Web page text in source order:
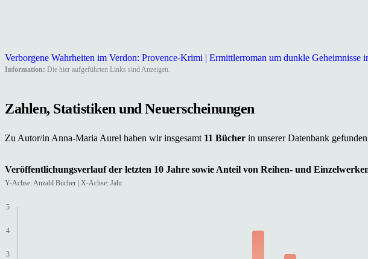
Verborgene Wahrheiten im Verdon: Provence-Krimi | Ermittlerroman um dunkle
Information: Die hier aufgeführten Links sind Anzeigen.
Zahlen, Statistiken und Neuerscheinungen
Zu Autor/in Anna-Maria Aurel haben wir insgesamt 11 Bücher in unserer Datenbank
Veröffentlichungsverlauf der letzten 10 Jahre sowie Anteil von Reihen- und
Y-Achse: Anzahl Bücher | X-Achse: Jahr
3
4
5